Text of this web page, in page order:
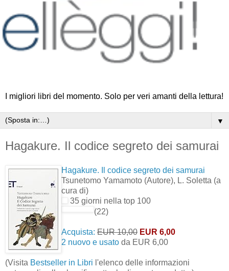
I migliori libri del momento. Solo per veri amanti della lettura!
▼
Hagakure. Il codice segreto dei samurai
Hagakure. Il codice segreto dei samurai
Tsunetomo Yamamoto (Autore), L. Soletta (a
cura di)
35 giorni nella top 100
(22)
Acquista: EUR 10,00 EUR 6,00
2 nuovo e usato da EUR 6,00
(Visita Bestseller in Libri l'elenco delle informazioni